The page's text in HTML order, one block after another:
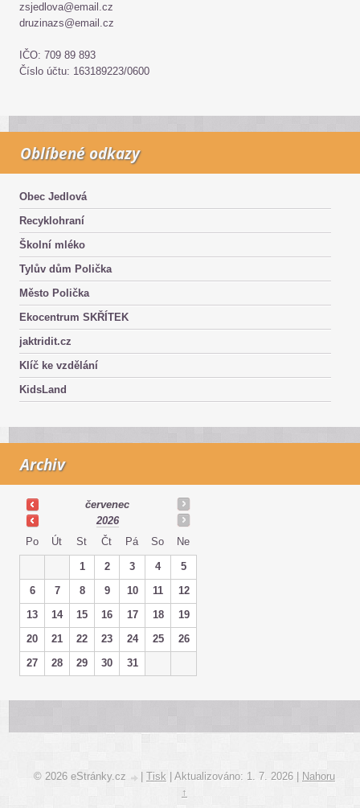
zsjedlova@email.cz
druzinazs@email.cz
IČO: 709 89 893
Číslo účtu: 163189223/0600
Oblíbené odkazy
Obec Jedlová
Recyklohraní
Školní mléko
Tylův dům Polička
Město Polička
Ekocentrum SKŘÍTEK
jaktridit.cz
Klíč ke vzdělání
KidsLand
Archiv
červenec
2026
Po
Út St Čt Pá So Ne
1 2 3 4
5
6
7 8 9 10 11
12
13
14 15 16 17 18
19
20
21 22 23 24 25
26
27
28 29 30 31
© 2026 eStránky.cz Tisk Aktualizováno: 1. 7. 2026
Nahoru
↑